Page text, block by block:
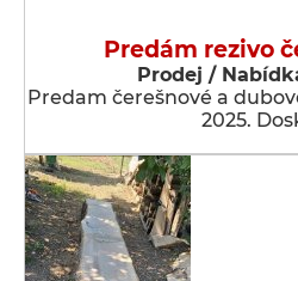
Predám rezivo
Prodej /
Predam čerešnové a
2025.